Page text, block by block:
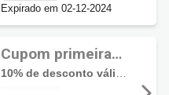
Expirado em 02-12-2024
Cupom primeira
compra Kärcher